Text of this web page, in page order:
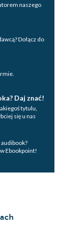
naszego
Dołącz do
Daj znać!
tytulu,
się u nas
audibook?
Ebookpoint!